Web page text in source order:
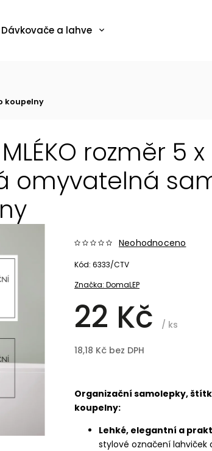
Dávkovače a lahve Boxy, dózy,
koupelny
MLÉKO rozměr 5
omyvatelná
Značka: DomaLEP
Neohodnoceno
22 Kč / ks
18,18 Kč bez DPH
Kód: 6333/CTV
Organizační samolepky,
koupelny:
Lehké, elegantní a
stylové označení lahviček